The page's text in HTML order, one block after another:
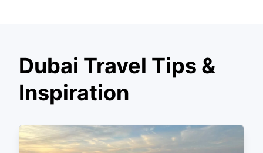
Dubai Travel Tips &
Inspiration